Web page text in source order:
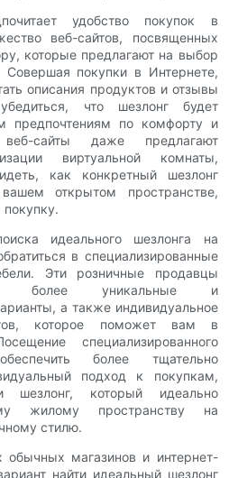
удобство покупок в
веб-сайтов, посвященных
которые предлагают на выбор
Совершая покупки в Интернете,
описания продуктов и отзывы
что шезлонг будет
предпочтениям по комфорту и
сайты даже предлагают
виртуальной комнаты,
как конкретный шезлонг
открытом пространстве,
идеального шезлонга на
в специализированные
Эти розничные продавцы
более уникальные и
а также индивидуальное
которое поможет вам в
специализированного
более тщательно
подход к покупкам,
шезлонг, который идеально
жилому пространству на
стилю.
магазинов и интернет-
найти идеальный шезлонг